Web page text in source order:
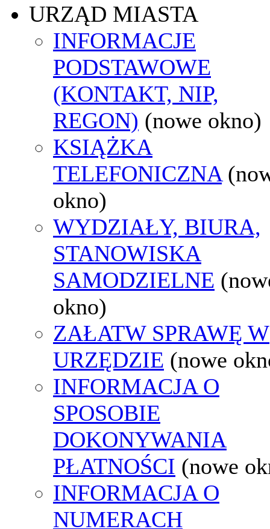
URZĄD MIASTA
INFORMACJE
PODSTAWOWE
(KONTAKT, NIP,
REGON) (nowe okno)
KSIĄŻKA
TELEFONICZNA
okno)
WYDZIAŁY, BIURA,
STANOWISKA
SAMODZIELNE
okno)
ZAŁATW SPRAWĘ W
URZĘDZIE (nowe
INFORMACJA O
SPOSOBIE
DOKONYWANIA
PŁATNOŚCI (nowe
INFORMACJA O
NUMERACH